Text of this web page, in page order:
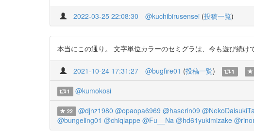
2022-03-25 22:08:30 @kuchibirusensei (投稿一覧)
本当にこの通り。 文字単位カラーのセミグラは、今も遊び続
2021-10-24 17:31:27 @bugfire01 (投稿一覧) 1
1 @kumokosi
22 @djnz1980 @opaopa6969 @haserin09
@bungeling01 @chiqlappe @Fu__Na @hd61yukimizake